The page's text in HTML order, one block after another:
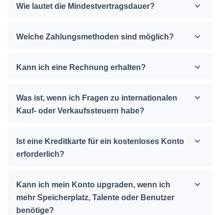
Wie lautet die Mindestvertragsdauer?
Welche Zahlungsmethoden sind möglich?
Kann ich eine Rechnung erhalten?
Was ist, wenn ich Fragen zu internationalen
Kauf- oder Verkaufssteuern habe?
Ist eine Kreditkarte für ein kostenloses Konto
erforderlich?
Kann ich mein Konto upgraden, wenn ich
mehr Speicherplatz, Talente oder Benutzer
benötige?